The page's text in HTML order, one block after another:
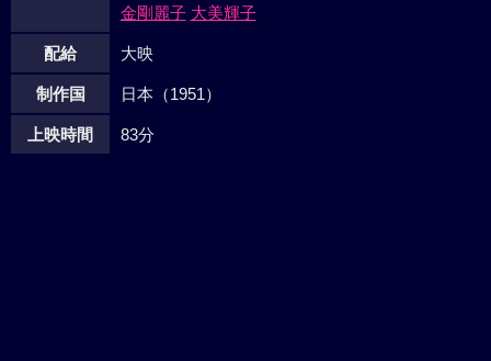
金剛麗子 大美輝子
配給 大映
制作国 日本（1951）
上映時間 83分